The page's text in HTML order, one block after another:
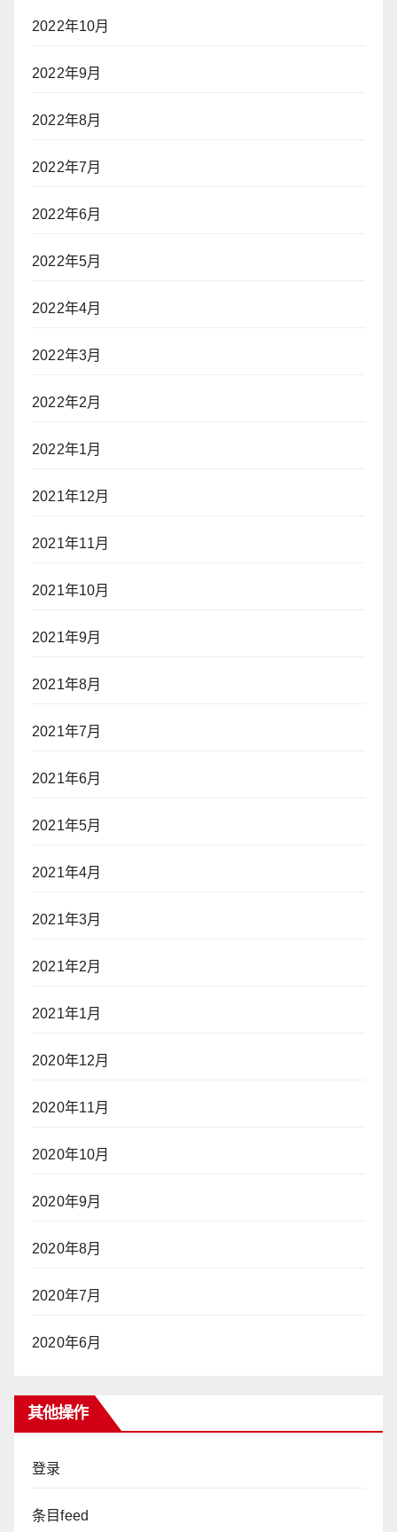
2022年10月
2022年9月
2022年8月
2022年7月
2022年6月
2022年5月
2022年4月
2022年3月
2022年2月
2022年1月
2021年12月
2021年11月
2021年10月
2021年9月
2021年8月
2021年7月
2021年6月
2021年5月
2021年4月
2021年3月
2021年2月
2021年1月
2020年12月
2020年11月
2020年10月
2020年9月
2020年8月
2020年7月
2020年6月
其他操作
登录
条目feed